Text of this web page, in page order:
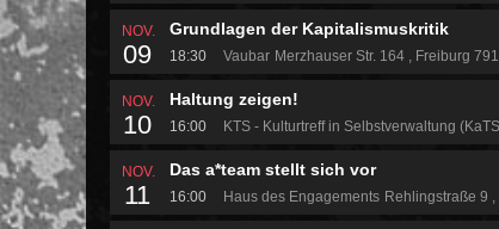
NOV.
09
Grundlagen der Kapitalismuskritik
18:30 Vaubar Merzhauser Str. 164 Freiburg
NOV.
10
Haltung zeigen!
16:00 KTS - Kulturtreff in Selbstverwaltung
NOV.
11
Das a*team stellt sich vor
16:00 Haus des Engagements Rehlingstraße 9